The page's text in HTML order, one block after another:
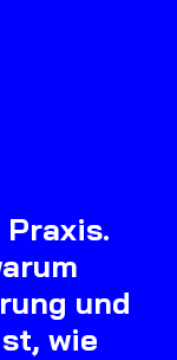
und
wie